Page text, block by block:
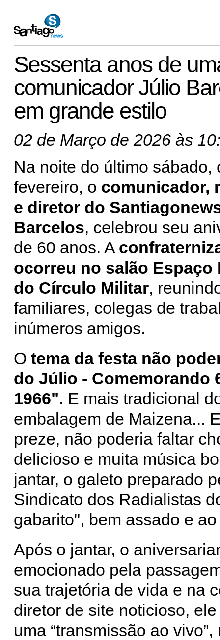
Sessenta anos de
comunicador Júlio
em grande estilo
02 de Março de 2026 às
Na noite do último sábado,
fevereiro, o comunicador,
e diretor do
Barcelos, celebrou seu
de 60 anos. A
ocorreu no salão Espaço
do Círculo Militar,
familiares, colegas de
inúmeros amigos.
O tema da festa não
do Júlio - Comemorando
1966". E mais tradicional
embalagem de Maizena...
preze, não poderia faltar
delicioso e muita música
jantar, o galeto preparado
Sindicato dos Radialistas
gabarito", bem assado e
Após o jantar, o
emocionado pela
sua trajetória de vida e na
diretor de site noticioso,
uma “transmissão ao